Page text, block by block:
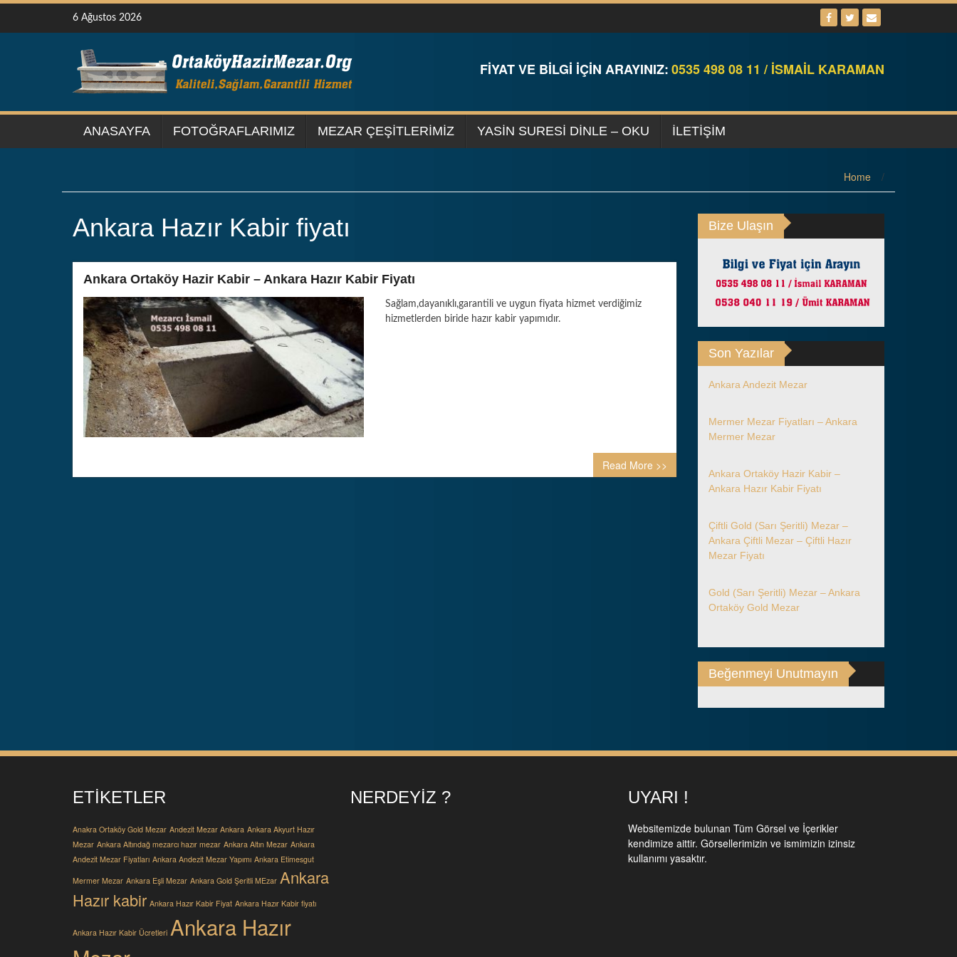
Skip
content
6 Ağustos 2026
FİYAT VE BİLGİ İÇİN ARAYINIZ:0535 498 08 11 / İSMAİL KARAMAN
ANASAYFA FOTOĞRAFLARIMIZ MEZAR ÇEŞİTLERİMİZ YASIN SURESI DINLE – OKU ILETIŞIM
Home /
Ankara Hazır Kabir fiyatı
Ankara Ortaköy Hazir Kabir – Ankara Hazır Kabir Fiyatı
Sağlam,dayanıklı,garantili ve uygun fiyata hizmet verdiğimiz
hizmetlerden biride hazır kabir yapımıdır.
Read More >>
Bize Ulaşın
Son Yazılar
Ankara Andezit Mezar
Mermer Mezar Fiyatları – Ankara
Mermer Mezar
Ankara Ortaköy Hazir Kabir –
Ankara Hazır Kabir Fiyatı
Çiftli Gold (Sarı Şeritli) Mezar –
Ankara Çiftli Mezar – Çiftli Hazır
Mezar Fiyatı
Gold (Sarı Şeritli) Mezar – Ankara
Ortaköy Gold Mezar
Beğenmeyi Unutmayın
ETIKETLER
Anakra Ortaköy Gold Mezar Andezit Mezar Ankara Ankara Akyurt Hazır
Mezar Ankara Altındağ mezarcı hazır mezar Ankara Altın Mezar Ankara
Andezit Mezar Fiyatları Ankara Andezit Mezar Yapımı Ankara Etimesgut
Mermer Mezar Ankara Eşli Mezar Ankara Gold Şeritli MEzar Ankara
Hazır kabir Ankara Hazır Kabir Fiyat Ankara Hazır Kabir fiyatı
Ankara Hazır Kabir Ücretleri Ankara Hazır
NERDEYIZ ? UYARI !
Websitemizde bulunan Tüm Görsel ve İçerikler
kendimize aittir. Görsellerimizin ve ismimizin izinsiz
kullanımı yasaktır.